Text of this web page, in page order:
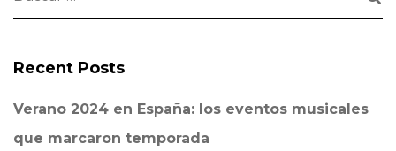
Recent Posts
Verano 2024 en España: los eventos musicales
que marcaron temporada